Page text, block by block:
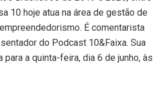
10 hoje atua na área de gestão de
É comentarista
do Podcast 10&Faixa. Sua
a quinta-feira, dia 6 de junho, às